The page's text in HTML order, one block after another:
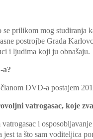
se prilikom mog studiranja
postrojbe Grada
i ljudima koji ju obnašaju.
a?
DVD-a postajem
vatrogasac, koje
i
ta što sam voditeljica